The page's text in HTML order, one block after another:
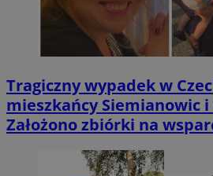
Tragiczny wypadek w
mieszkańcy Siemianowic i
Założono zbiórki na